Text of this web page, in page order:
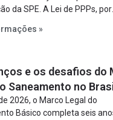
da SPE. A Lei de PPPs, por
SPE para implantar e
a figura é
escolha racional de
»
e os desafios do
Saneamento no
2026, o Marco Legal do
Básico completa seis